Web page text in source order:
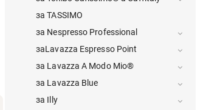
за TASSIMO
за Nespresso Professional
заLavazza Espresso Point
за Lavazza A Modo Mio®
за Lavazza Blue
за Illy